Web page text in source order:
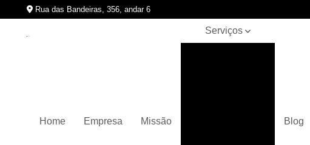
Rua das Bandeiras, 356, andar 6
Home Empresa Missão
Serviços
Blog